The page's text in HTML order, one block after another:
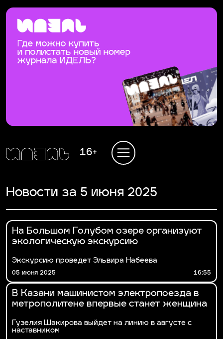
16+
Новости за 5 июня 2025
На Большом Голубом озере организуют
экологическую экскурсию
Экскурсию проведет Эльвира Набеева
05 июня 2025 16:55
В Казани машинистом электропоезда в
метрополитене впервые станет женщина
Гузелия Шакирова выйдет на линию в августе с
наставником